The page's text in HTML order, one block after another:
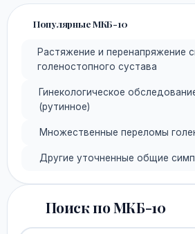
Популярные МКБ-10
Растяжение и перенапряжение
голеностопного сустава
Гинекологическое
(рутинное)
Множественные переломы
Другие уточненные общие
Поиск по МКБ-10